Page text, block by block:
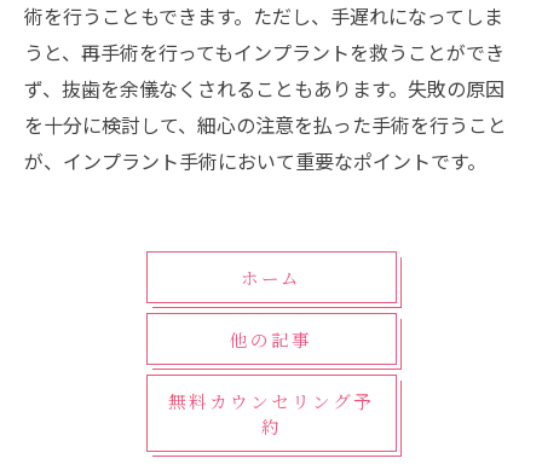
術を行うこともできます。ただし、手遅れになってしま
うと、再手術を行ってもインプラントを救うことができ
ず、抜歯を余儀なくされることもあります。失敗の原因
を十分に検討して、細心の注意を払った手術を行うこと
が、インプラント手術において重要なポイントです。
ホーム
他の記事
無料カウンセリング予
約